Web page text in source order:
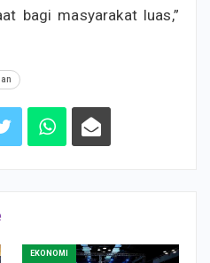
bagi masyarakat luas,”
EKONOMI